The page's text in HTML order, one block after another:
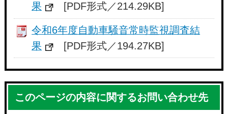
果
[PDF形式／214.29KB]
令和6年度自動車騒音常時監視調査結
果
[PDF形式／194.27KB]
このページの内容に関するお問い合わせ先